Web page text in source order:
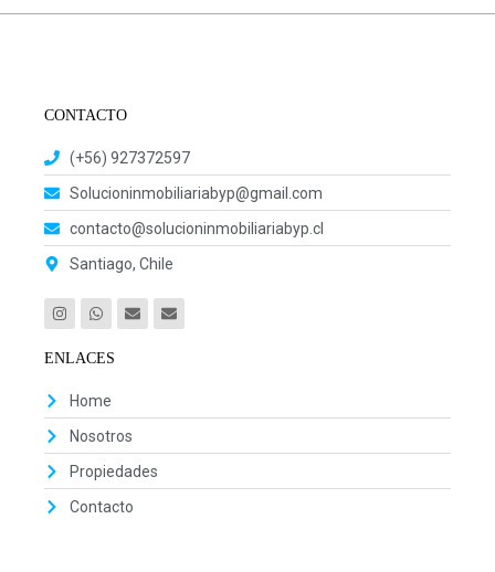
CONTACTO
(+56) 927372597
Solucioninmobiliariabyp@gmail.com
contacto@solucioninmobiliariabyp.cl
Santiago, Chile
ENLACES
Home
Nosotros
Propiedades
Contacto